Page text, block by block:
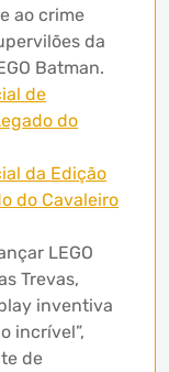
ao crime
da
Batman.
de
do
da Edição
do Cavaleiro
LEGO
Trevas,
inventiva
incrível”,
de